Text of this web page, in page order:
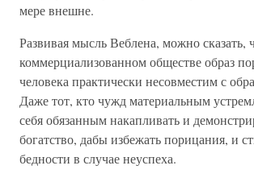
мере внешне.
Развивая мысль Веблена, можно сказать,
коммерциализованном обществе образ
человека практически несовместим с
Даже тот, кто чужд материальным
себя обязанным накапливать и
богатство, дабы избежать порицания, и
бедности в случае неуспеха.